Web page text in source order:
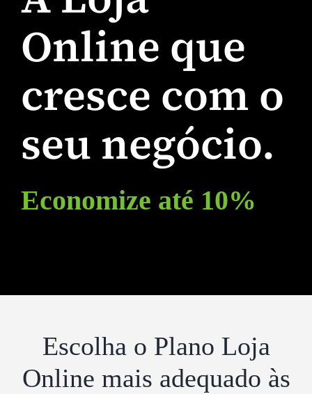
Online que
cresce com o
seu negócio.
Economize até 10%
Escolha o Plano Loja
Online mais adequado às